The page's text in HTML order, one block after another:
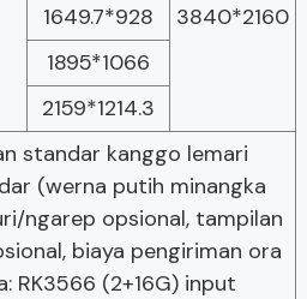
3840*2160
1649.7*928
1895*1066
2159*1214.3
standar kanggo lemari
(werna putih minangka
ngarep opsional, tampilan
biaya pengiriman ora
RK3566 (2+16G) input